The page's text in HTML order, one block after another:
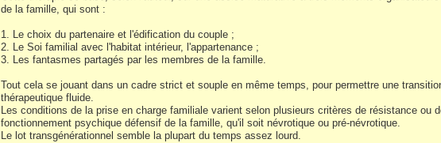
de la famille, qui sont :
1. Le choix du partenaire et l'édification du couple ;
2. Le Soi familial avec l'habitat intérieur, l'appartenance ;
3. Les fantasmes partagés par les membres de la famille.
Tout cela se jouant dans un cadre strict et souple en même temps, pour permettre une
thérapeutique fluide.
Les conditions de la prise en charge familiale varient selon plusieurs critères de résistance ou
fonctionnement psychique défensif de la famille, qu'il soit névrotique ou pré-névrotique.
Le lot transgénérationnel semble la plupart du temps assez lourd.